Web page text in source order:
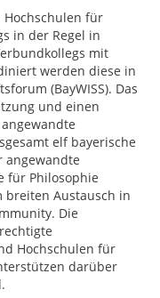
Hochschulen für
in der Regel in
mit
werden diese in
(BayWISS). Das
und einen
elf bayerische
angewandte
für Philosophie
Austausch in
Die
Hochschulen für
darüber